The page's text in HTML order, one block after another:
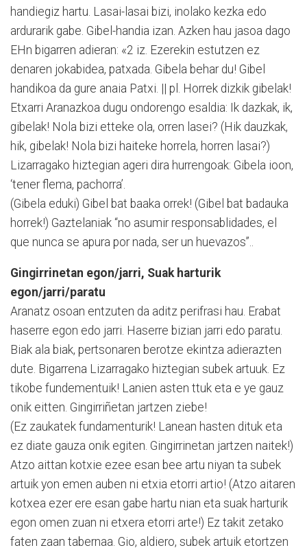
handiegiz hartu. Lasai-lasai bizi, inolako kezka edo
ardurarik gabe. Gibel-handia izan. Azken hau jasoa dago
EHn bigarren adieran: «2 iz. Ezerekin estutzen ez
denaren jokabidea, patxada. Gibela behar du! Gibel
handikoa da gure anaia Patxi. || pl. Horrek dizkik gibelak!
Etxarri Aranazkoa dugu ondorengo esaldia: Ik dazkak, ik,
gibelak! Nola bizi etteke ola, orren lasei? (Hik dauzkak,
hik, gibelak! Nola bizi haiteke horrela, horren lasai?)
Lizarragako hiztegian ageri dira hurrengoak: Gibela ioon,
‘tener flema, pachorra’.
(Gibela eduki) Gibel bat baaka orrek! (Gibel bat badauka
horrek!) Gaztelaniak “no asumir responsablidades, el
que nunca se apura por nada, ser un huevazos”..
Gingirrinetan egon/jarri, Suak harturik
egon/jarri/paratu
Aranatz osoan entzuten da aditz perifrasi hau. Erabat
haserre egon edo jarri. Haserre bizian jarri edo paratu.
Biak ala biak, pertsonaren berotze ekintza adierazten
dute. Bigarrena Lizarragako hiztegian subek artuuk. Ez
tikobe fundementuik! Lanien asten ttuk eta e ye gauz
onik eitten. Gingirriñetan jartzen ziebe!
(Ez zaukatek fundamenturik! Lanean hasten dituk eta
ez diate gauza onik egiten. Gingirrinetan jartzen naitek!)
Atzo aittan kotxie ezee esan bee artu niyan ta subek
artuik yon emen auben ni etxia etorri artio! (Atzo aitaren
kotxea ezer ere esan gabe hartu nian eta suak harturik
egon omen zuan ni etxera etorri arte!) Ez takit zetako
faten zaan tabernaa. Gio, aldiero, subek artuik etortzen